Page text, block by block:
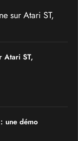
Atari ST,
une démo